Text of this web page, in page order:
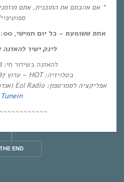
THE END
THE END
* אם אהבתם את התוכנית, אתם
אחת ששומעת – כל יום חמישי, 12:00-14:00,
לינק ישיר
להאזנה בשידור חי:
בטלויזיה: HOT – ערוץ 87 | YES – ערוץ 71
אפליקציה לסמרטפון: Eol Radio (אנדרואיד/אייפון) או באפליקציית
Tunein
THE END